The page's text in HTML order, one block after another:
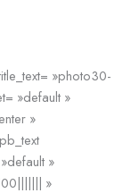
»photo30-
»default »
»
»
»